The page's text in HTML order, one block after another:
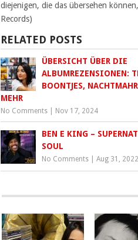
diejenigen, die das übersehen
Records)
RELATED POSTS
ÜBERSICHT ÜBER DIE
ALBUMREZENSIONEN:
BOONTJES,
MEHR
No Comments Nov 17, 2024
BEN E KING –
SOUL
No Comments Aug 31, 2022